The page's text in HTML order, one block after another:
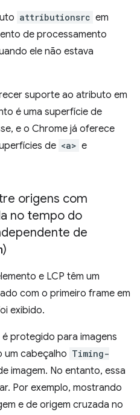
attributionsrc em
de processamento
ele não estava
suporte ao atributo em
é uma superfície de
e o Chrome já oferece
de <a> e
origens com
no tempo do
de
)
e LCP têm um
com o primeiro frame em
exibido.
protegido para imagens
um cabeçalho Timing-
imagem. No entanto, essa
Por exemplo, mostrando
e de origem cruzada no